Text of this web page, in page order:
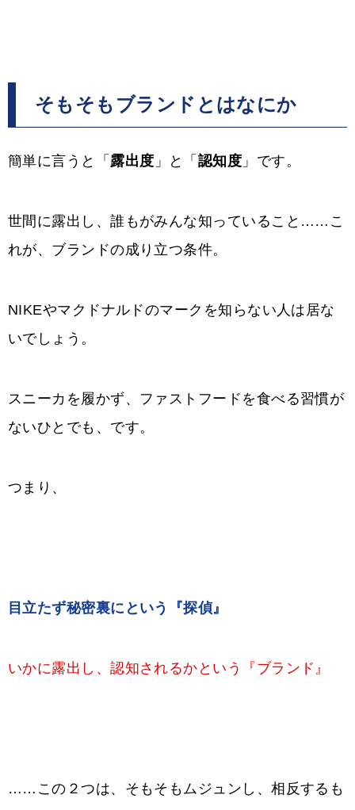
そもそもブランドとはなにか
簡単に言うと「 露出度 」と「 認知度 」です。
世間に露出し、誰もがみんな知っていること……こ
れが、ブランドの成り立つ条件。
NIKEやマクドナルドのマークを知らない人は居な
いでしょう。
スニーカを履かず、ファストフードを食べる習慣が
ないひとでも、です。
つまり、
目立たず秘密裏にという『探偵』
いかに露出し、認知されるかという『ブランド』
……この２つは、そもそもムジュンし、相反するも